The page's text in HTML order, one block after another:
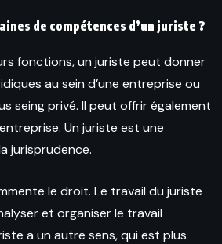
de compétences d’un juriste ?
fonctions, un juriste peut donner
au sein d’une entreprise ou
seing privé. Il peut offrir également
Un juriste est une
jurisprudence.
le droit. Le travail du juriste
et organiser le travail
a un autre sens, qui est plus